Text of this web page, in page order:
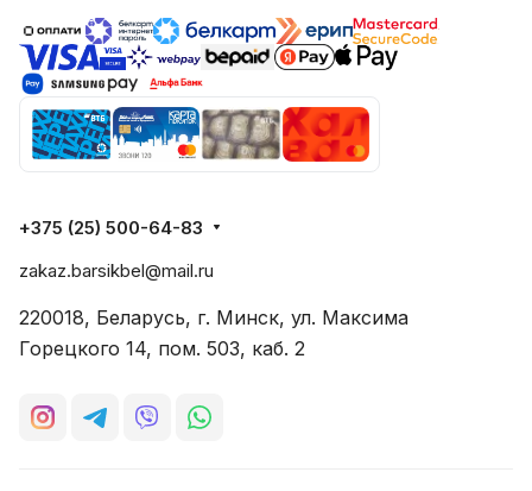
+375 (25) 500-64-83
zakaz.barsikbel@mail.ru
220018, Беларусь, г. Минск, ул. Максима
Горецкого 14, пом. 503, каб. 2